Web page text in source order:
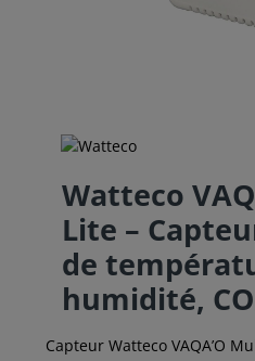
Watteco
Lite –
de
humidité,
Capteur Watteco VAQA’O